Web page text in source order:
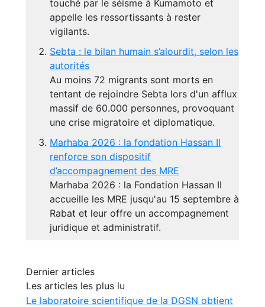
touché par le séisme à Kumamoto et
appelle les ressortissants à rester
vigilants.
Sebta : le bilan humain s’alourdit, selon les
autorités
Au moins 72 migrants sont morts en
tentant de rejoindre Sebta lors d'un afflux
massif de 60.000 personnes, provoquant
une crise migratoire et diplomatique.
Marhaba 2026 : la fondation Hassan II
renforce son dispositif
d’accompagnement des MRE
Marhaba 2026 : la Fondation Hassan II
accueille les MRE jusqu'au 15 septembre à
Rabat et leur offre un accompagnement
juridique et administratif.
Dernier articles
Les articles les plus lu
Le laboratoire scientifique de la DGSN obtient